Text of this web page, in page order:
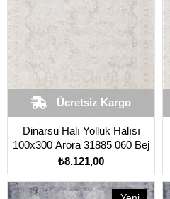
Dinarsu Halı Yolluk Halısı
100x300 Arora 31885 060 Bej
₺8.121,00
Ücretsiz Kargo